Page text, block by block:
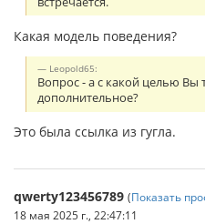
Какая модель поведения?
Leopold65:
Вопрос - а с какой целью Вы
дополнительное?
Это была ссылка из гугла.
qwerty123456789 (Показать
18 мая 2025 г., 22:47:11